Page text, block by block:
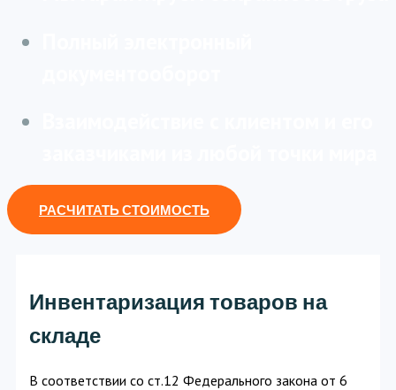
РАСЧИТАТЬ СТОИМОСТЬ
Инвентаризация товаров на
складе
В соответствии со ст.12 Федерального закона от 6